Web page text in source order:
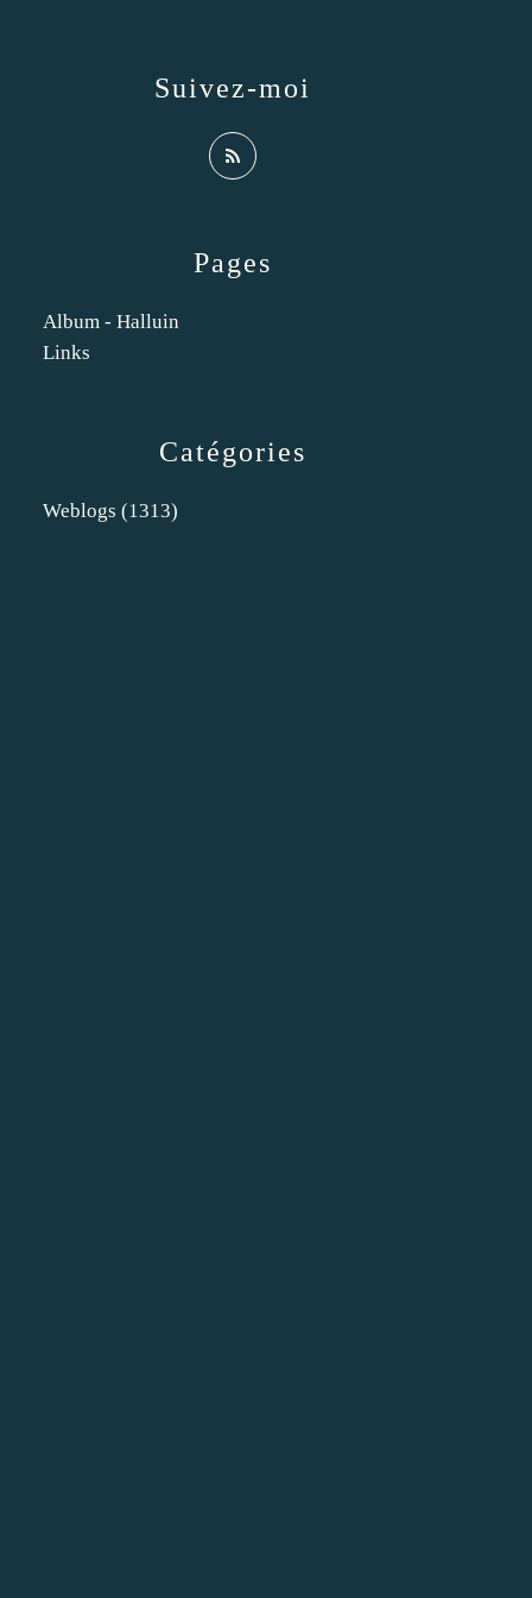
Catégories
Weblogs (1313)
Pages
Album - Halluin
Links
Suivez-moi